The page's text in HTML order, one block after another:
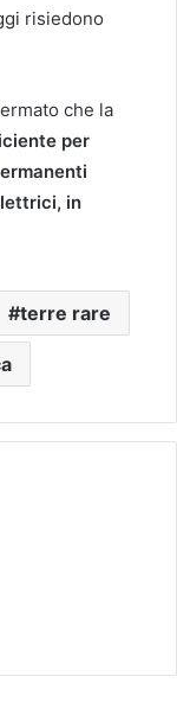
risiedono
che la
per
in
terre rare